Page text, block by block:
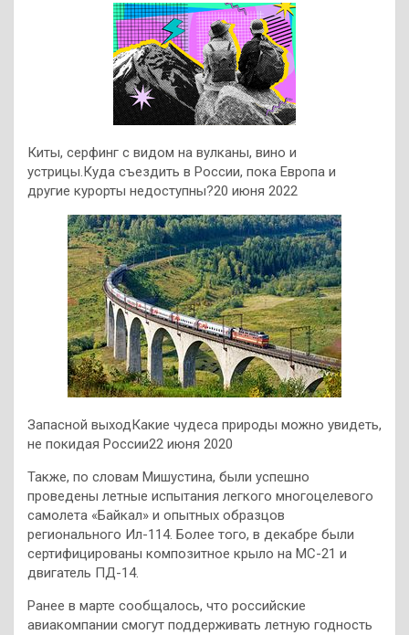
Киты, серфинг с видом на вулканы, вино и
устрицы.Куда съездить в России, пока Европа и
другие курорты недоступны?20 июня 2022
Запасной выходКакие чудеса природы можно увидеть,
не покидая России22 июня 2020
Также, по словам Мишустина, были успешно
проведены летные испытания легкого многоцелевого
самолета «Байкал» и опытных образцов
регионального Ил-114. Более того, в декабре были
сертифицированы композитное крыло на МС-21 и
двигатель ПД-14.
Ранее в марте сообщалось, что российские
авиакомпании смогут поддерживать летную годность